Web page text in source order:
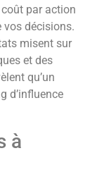
par action
vos décisions.
misent sur
et des
qu’un
d’influence
à